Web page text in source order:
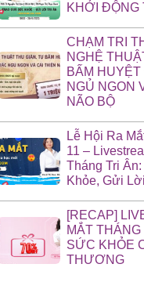
KHỞI ĐỘNG
CHẠM TRI
NGHỆ
BẤM
NGỦ NGON
NÃO BỘ
Lễ Hội Ra
11 –
Tháng Tri
Khỏe, Gửi
[RECAP]
MẮT
SỨC KHỎE
THƯƠNG